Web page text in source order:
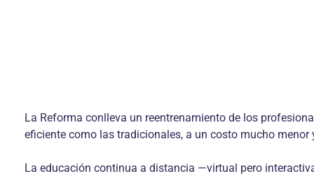
La Reforma conlleva un reentrenamiento de los
eficiente como las tradicionales, a un costo mucho
La educación continua a distancia —virtual pero